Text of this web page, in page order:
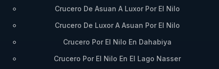
Crucero De Asuan A Luxor Por El Nilo
Crucero De Luxor A Asuan Por El Nilo
Crucero Por El Nilo En Dahabiya
Crucero Por El Nilo En El Lago Nasser